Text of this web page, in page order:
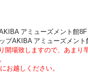
アミューズメント館8F
プAKIBA アミューズメント
開場致しますので、あまり
お越しください。